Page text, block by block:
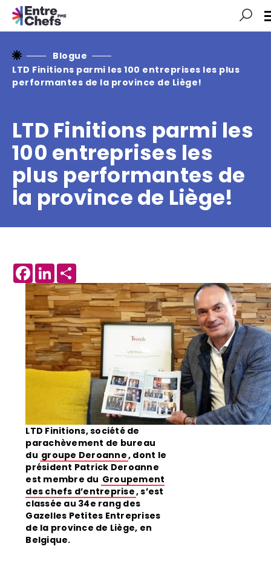
Blogue
LTD Finitions parmi les 100 entreprises les plus
performantes de la province de Liège!
LTD Finitions parmi les
100 entreprises les
plus performantes de
la province de Liège!
Facebook
LinkedIn
LTD Finitions, société de
parachèvement de bureau
du groupe Deroanne, dont le
président Patrick Deroanne
est membre du Groupement
des chefs d’entreprise, s’est
classée au 34e rang des
Gazelles Petites Entreprises
de la province de Liège, en
Belgique.